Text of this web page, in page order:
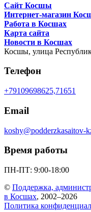
Сайт Косшы
Интернет-магазин
Работа в Косшах
Карта сайта
Новости в Косшах
Косшы, улица
Телефон
+79109698625,71651
Email
koshy@podderzkasaitov-
Время работы
ПН-ПТ: 9:00-18:00
© Поддержка,
в Косшах, 2002–2026
Политика